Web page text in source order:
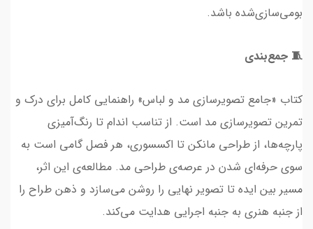
بومی‌سازی‌شده باشد.
🧵 جمع‌بندی
کتاب «جامع تصویرسازی مد و لباس» راهنمایی کامل برای درک و
تمرین تصویرسازی مد است. از تناسب اندام تا رنگ‌آمیزی
پارچه‌ها، از طراحی مانکن تا اکسسوری، هر فصل گامی است به
سوی حرفه‌ای شدن در عرصه‌ی طراحی مد. مطالعه‌ی این اثر،
مسیر بین ایده تا تصویر نهایی را روشن می‌سازد و ذهن طراح را
از جنبه هنری به جنبه اجرایی هدایت می‌کند.